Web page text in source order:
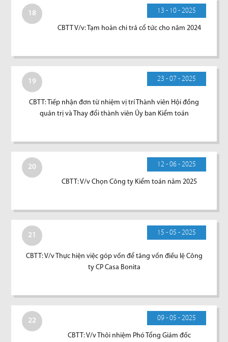
18 13 - 10 - 2025
CBTT V/v: Tạm hoãn chi trả cổ tức cho năm 2024
19 23 - 07 - 2025
CBTT: Tiếp nhận đơn từ nhiệm vị trí Thành viên Hội đồng
quản trị và Thay đổi thành viên Ủy ban Kiểm toán
20 12 - 06 - 2025
CBTT: V/v Chọn Công ty Kiểm toán năm 2025
21 15 - 05 - 2025
CBTT: V/v Thực hiện việc góp vốn để tăng vốn điều lệ Công
ty CP Casa Bonita
22 09 - 05 - 2025
CBTT: V/v Thôi nhiệm Phó Tổng Giám đốc